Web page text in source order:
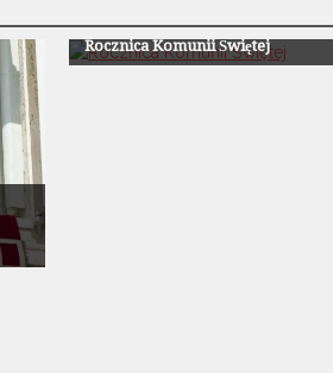
Rocznica Komunii Świętej